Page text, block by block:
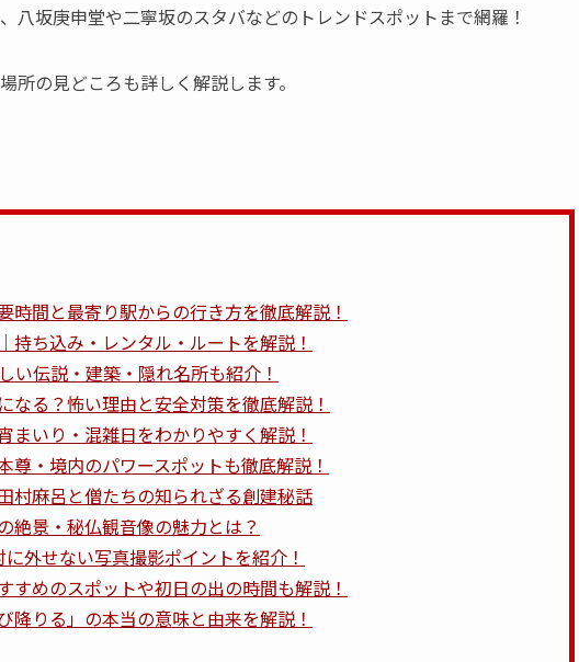
八坂庚申堂や二寧坂のスタバなどのトレンドスポットまで網羅！
の見どころも詳しく解説します。
時間と最寄り駅からの行き方を徹底解説！
持ち込み・レンタル・ルートを解説！
い伝説・建築・隠れ名所も紹介！
なる？怖い理由と安全対策を徹底解説！
まいり・混雑日をわかりやすく解説！
尊・境内のパワースポットも徹底解説！
村麻呂と僧たちの知られざる創建秘話
絶景・秘仏観音像の魅力とは？
外せない写真撮影ポイントを紹介！
すめのスポットや初日の出の時間も解説！
降りる」の本当の意味と由来を解説！